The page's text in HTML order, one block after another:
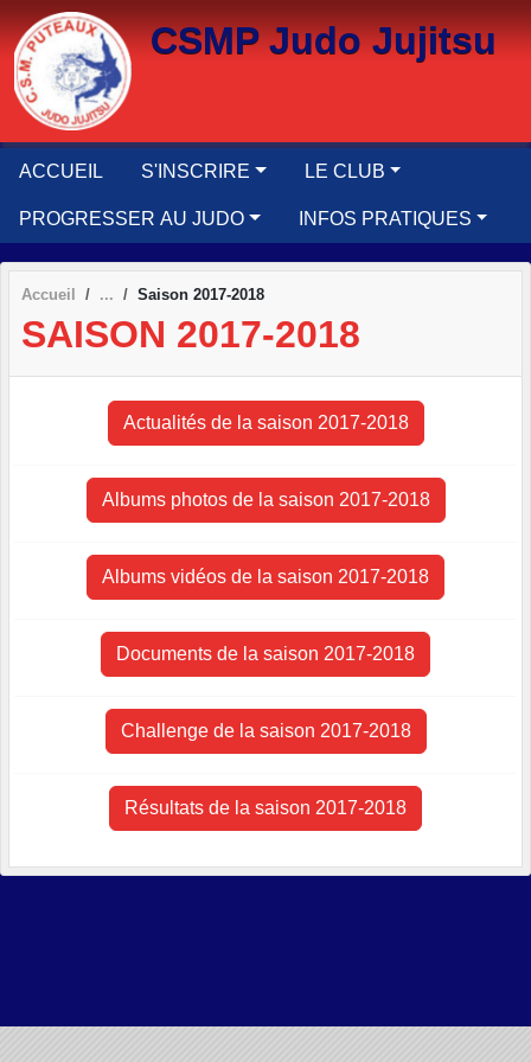
CSMP Judo Jujitsu
ACCUEIL S'INSCRIRE LE CLUB
PROGRESSER AU JUDO INFOS PRATIQUES
Accueil Saison 2017-2018
SAISON 2017-2018
Actualités de la saison 2017-2018
Albums photos de la saison 2017-2018
Albums vidéos de la saison 2017-2018
Documents de la saison 2017-2018
Challenge de la saison 2017-2018
Résultats de la saison 2017-2018
Panneau de gestion des cookies